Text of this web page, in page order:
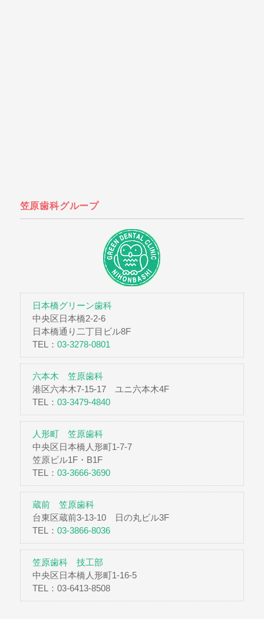
笠原歯科グループ
日本橋グリーン歯科
中央区日本橋2-2-6
日本橋通り二丁目ビル8F
TEL： 03-3278-0801
六本木 笠原歯科
港区六本木7-15-17 ユニ六本木4F
TEL： 03-3479-4840
人形町 笠原歯科
中央区日本橋人形町1-7-7
笠原ビル1F・B1F
TEL： 03-3666-3690
蔵前 笠原歯科
台東区蔵前3-13-10 日の丸ビル3F
TEL： 03-3866-8036
笠原歯科 技工部
中央区日本橋人形町1-16-5
TEL：03-6413-8508